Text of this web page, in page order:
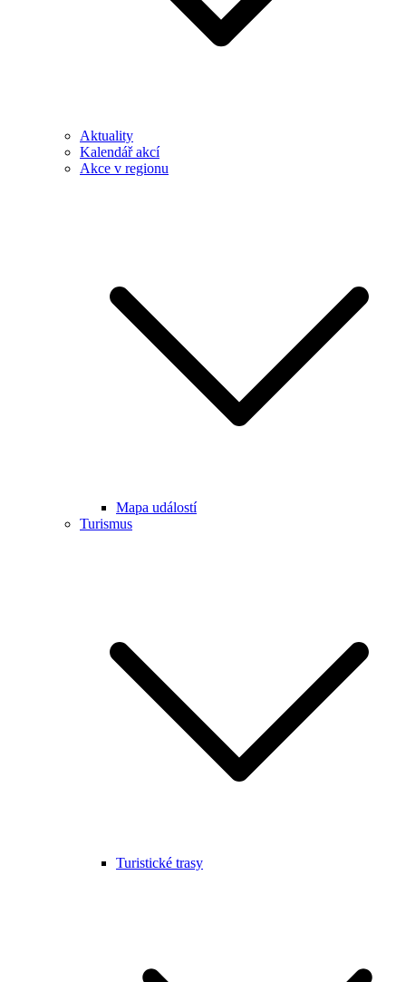
Aktuality
Kalendář akcí
Akce v regionu
Mapa událostí
Turismus
Turistické trasy